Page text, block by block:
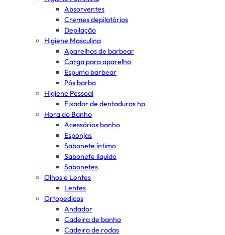
Absorventes
Cremes depilatórios
Depilação
Higiene Masculina
Aparelhos de barbear
Carga para aparelho
Espuma barbear
Pós barba
Higiene Pessoal
Fixador de dentaduras hp
Hora do Banho
Acessórios banho
Esponjas
Sabonete íntimo
Sabonete líquido
Sabonetes
Olhos e Lentes
Lentes
Ortopedicos
Andador
Cadeira de banho
Cadeira de rodas